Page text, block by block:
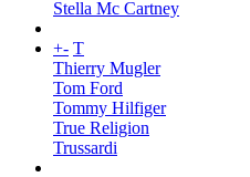
Stella Mc Cartney
+- T
Thierry Mugler
Tom Ford
Tommy Hilfiger
True Religion
Trussardi